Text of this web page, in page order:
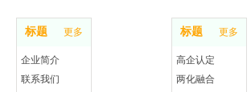
标题 更多
企业简介
联系我们
标题 更多
高企认定
两化融合